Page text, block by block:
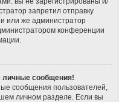
запретил отправку
или же администратор
конференции
личные сообщения!
сообщения пользователей,
личном разделе. Если вы